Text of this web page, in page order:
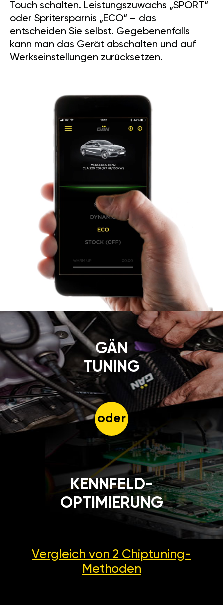
Touch schalten. Leistungszuwachs „SPORT“
oder Spritersparnis „ECO“ – das
entscheiden Sie selbst. Gegebenenfalls
kann man das Gerät abschalten und auf
Werkseinstellungen zurücksetzen.
GÄN
TUNING
oder
KENNFELD-
OPTIMIERUNG
Vergleich von 2 Chiptuning-
Methoden